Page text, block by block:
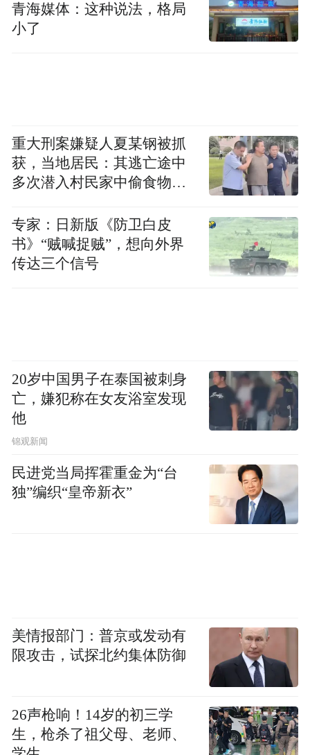
青海媒体：这种说法，格局
小了
重大刑案嫌疑人夏某钢被抓
获，当地居民：其逃亡途中
多次潜入村民家中偷食物被
专家：日新版《防卫白皮
书》“贼喊捉贼”，想向外界
传达三个信号
20岁中国男子在泰国被刺身
亡，嫌犯称在女友浴室发现
他
锦观新闻
民进党当局挥霍重金为“台
独”编织“皇帝新衣”
美情报部门：普京或发动有
限攻击，试探北约集体防御
26声枪响！14岁的初三学
生，枪杀了祖父母、老师、